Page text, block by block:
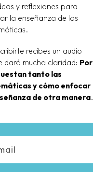
y reflexiones para
la enseñanza de las
recibes un audio
dará mucha claridad: Por
tanto las
y cómo enfocar
de otra manera.